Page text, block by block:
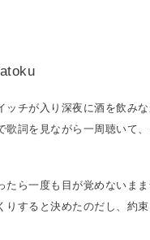
ッチが入り深夜に酒を飲み
歌詞を見ながら一周聴いて
たら一度も目が覚めないま
りすると決めたのだし、約